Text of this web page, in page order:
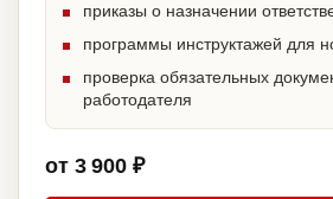
приказы о назначении
программы инструктажей для
проверка обязательных
работодателя
от 3 900 ₽